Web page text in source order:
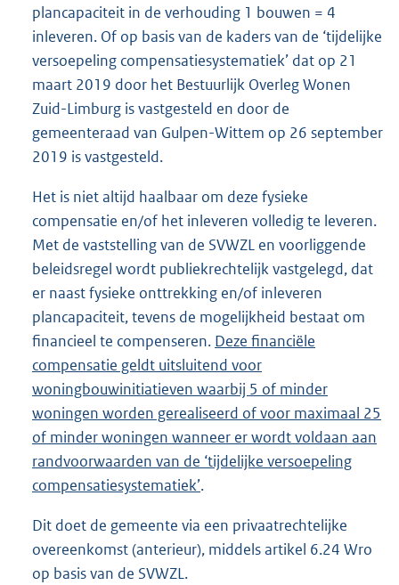
plancapaciteit in de verhouding 1 bouwen = 4
inleveren. Of op basis van de kaders van de ‘tijdelijke
versoepeling compensatiesystematiek’ dat op 21
maart 2019 door het Bestuurlijk Overleg Wonen
Zuid-Limburg is vastgesteld en door de
gemeenteraad van Gulpen-Wittem op 26 september
2019 is vastgesteld.
Het is niet altijd haalbaar om deze fysieke
compensatie en/of het inleveren volledig te leveren.
Met de vaststelling van de SVWZL en voorliggende
beleidsregel wordt publiekrechtelijk vastgelegd, dat
er naast fysieke onttrekking en/of inleveren
plancapaciteit, tevens de mogelijkheid bestaat om
financieel te compenseren. Deze financiële
compensatie geldt uitsluitend voor
woningbouwinitiatieven waarbij 5 of minder
woningen worden gerealiseerd of voor maximaal 25
of minder woningen wanneer er wordt voldaan aan
randvoorwaarden van de ‘tijdelijke versoepeling
compensatiesystematiek’.
Dit doet de gemeente via een privaatrechtelijke
overeenkomst (anterieur), middels artikel 6.24 Wro
op basis van de SVWZL.